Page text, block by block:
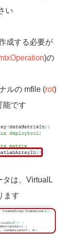
い
成する必要が
)の
ルの mfile (rot)
能です
タは、VirtualL
ます